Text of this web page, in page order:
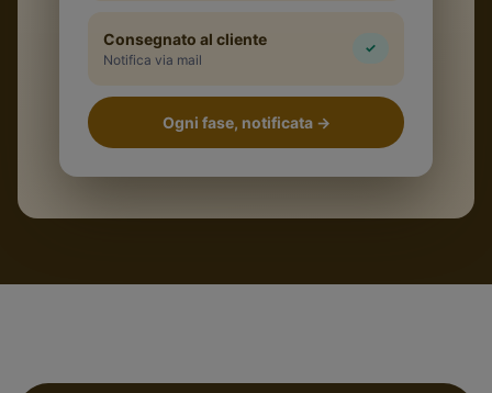
Consegnato al cliente
Notifica via mail
✓
Ogni fase, notificata →